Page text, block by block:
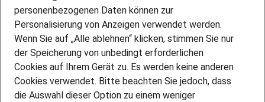
ÜBER UNS
STANDORTE
BLOG
PRESSE
KONTAKT
personenbezogenen Daten können zur
Personalisierung von Anzeigen verwendet werden.
Wenn Sie auf „Alle ablehnen“ klicken, stimmen Sie nur
der Speicherung von unbedingt erforderlichen
Cookies auf Ihrem Gerät zu. Es werden keine anderen
Cookies verwendet. Bitte beachten Sie jedoch, dass
die Auswahl dieser Option zu einem weniger